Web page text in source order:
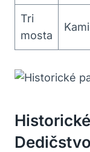
Tri
mosta
Dedičstvo